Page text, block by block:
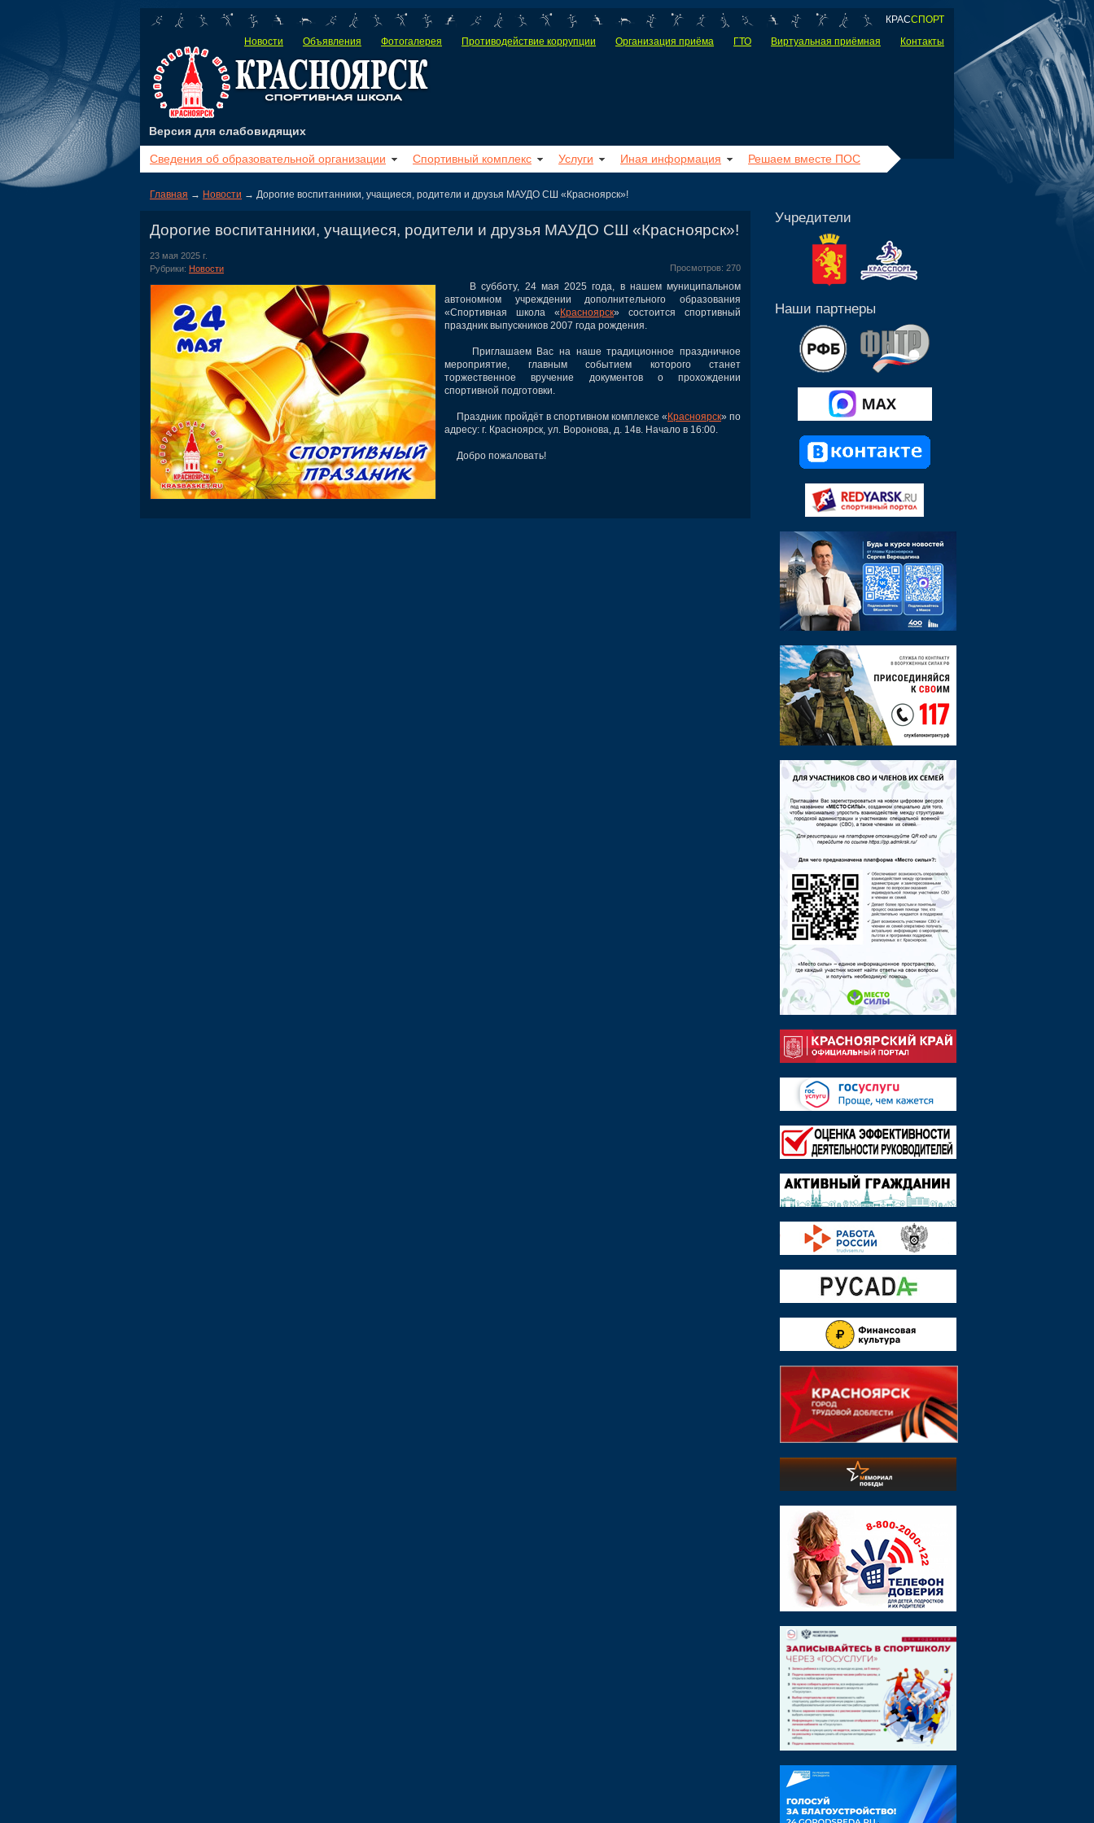
КРАССПОРТ
Новости
Объявления Фотогалерея Противодействие коррупции Организация приёма ГТО Виртуальная приёмная Контакты
Версия для слабовидящих
Сведения об образовательной организации Спортивный комплекс Услуги Иная информация Решаем вместе ПОС
Главная → Новости → Дорогие воспитанники, учащиеся, родители и друзья МАУДО СШ «Красноярск»!
Дорогие воспитанники, учащиеся, родители и друзья МАУДО СШ «Красноярск»!
23 мая 2025 г.
Рубрики: Новости Просмотров: 270
В субботу, 24 мая 2025 года, в нашем муниципальном
автономном учреждении дополнительного образования
«Спортивная школа «Красноярск» состоится спортивный
праздник выпускников 2007 года рождения.
Приглашаем Вас на наше традиционное праздничное
мероприятие, главным событием которого станет
торжественное вручение документов о прохождении
спортивной подготовки.
Праздник пройдёт в спортивном комплексе «Красноярск» по
адресу: г. Красноярск, ул. Воронова, д. 14в. Начало в 16:00.
Добро пожаловать!
Учредители
Наши партнеры